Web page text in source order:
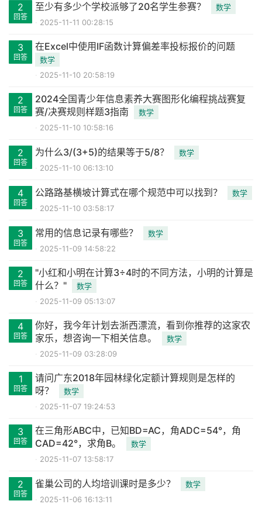
2
回答
至少有多少个学校派够了20名学生参赛？
数学
2025-11-11 00:28:15
3
回答
在Excel中使用IF函数计算偏差率投标报价的问题
数学
2025-11-10 20:58:19
2
回答
2024全国青少年信息素养大赛图形化编程挑战赛复
赛/决赛规则样题3指南
数学
2025-11-10 10:58:16
2
回答
为什么3/(3+5)的结果等于5/8？
数学
2025-11-10 06:13:10
4
回答
公路路基横坡计算式在哪个规范中可以找到？
数学
2025-11-10 03:58:17
3
回答
常用的信息记录有哪些？
数学
2025-11-09 14:58:22
2
回答
"小红和小明在计算3÷4时的不同方法，小明的计算是
什么？"
数学
2025-11-09 05:13:07
4
回答
你好，我今年计划去浙西漂流，看到你推荐的这家农
家乐，想咨询一下相关信息。
数学
2025-11-09 03:28:09
1
回答
请问广东2018年园林绿化定额计算规则是怎样的
呀？
数学
2025-11-07 19:24:53
3
回答
在三角形ABC中，已知BD=AC，角ADC=54°，角
CAD=42°，求角B。
数学
2025-11-07 13:58:17
2
回答
雀巢公司的人均培训课时是多少？
数学
2025-11-06 16:13:11